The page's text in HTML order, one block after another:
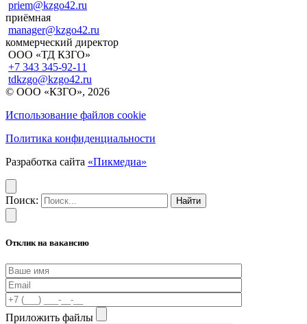
priem@kzgo42.ru
приёмная
manager@kzgo42.ru
коммерческий директор
ООО «ТД КЗГО»
+7 343 345-92-11
tdkzgo@kzgo42.ru
© ООО «КЗГО», 2026
Использование файлов cookie
Политика конфиденциальности
Разработка сайта «Пикмедиа»
Поиск:
Отклик на вакансию
Приложить файлы